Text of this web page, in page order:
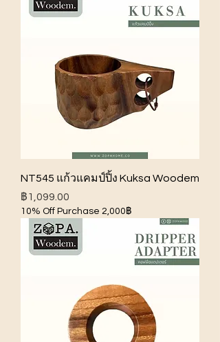
NT545 แก้วแคมป์ปิ้ง Kuksa Woodem
ราคา
฿1,099.00
10% Off Purchase 2,000฿